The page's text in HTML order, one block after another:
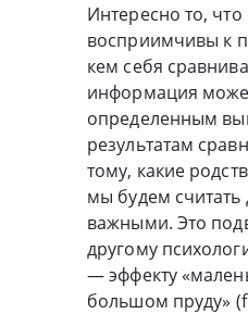
Интересно то,
восприимчивы к
кем себя
информация
определенным
результатам
тому, какие
мы будем считать
важными. Это
другому
— эффекту
большом пруду»